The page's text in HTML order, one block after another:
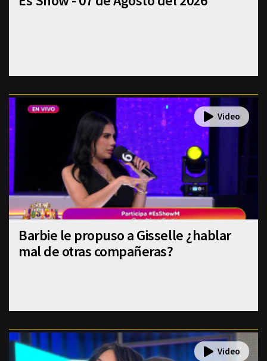
Barbie le propuso a Gisselle ¿hablar
mal de otras compañeras?